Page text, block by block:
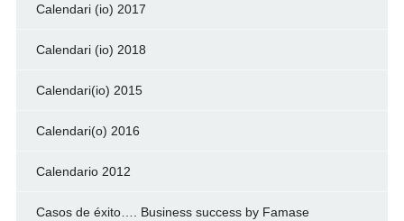
Calendari (io) 2017
Calendari (io) 2018
Calendari(io) 2015
Calendari(o) 2016
Calendario 2012
Casos de éxito…. Business success by Famase